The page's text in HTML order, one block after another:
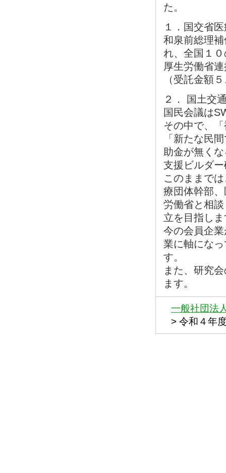
た。
１．国交省
和泉前総理
れ、全国１
厚生労働省
（受託金額
２． 国土交
国民会議は
その中で、
「新たな民
助金が無く
支援ビルダ
このままで
療団体幹部
労働省と相
立を目指し
今の会員企
業に軸にな
す。
また、研究
ます。
一般社団法
> 令和４年